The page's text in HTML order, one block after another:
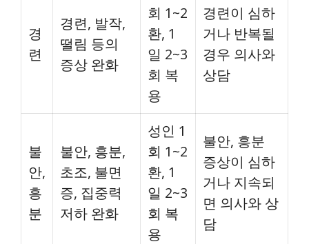
경
련
경련, 발작,
떨림 등의
증상 완화
회 1~2
환, 1
일 2~3
회 복
용
경련이 심하
거나 반복될
경우 의사와
상담
불
안,
흥
분
불안, 흥분,
초조, 불면
증, 집중력
저하 완화
성인 1
회 1~2
환, 1
일 2~3
회 복
용
불안, 흥분
증상이 심하
거나 지속되
면 의사와 상
담